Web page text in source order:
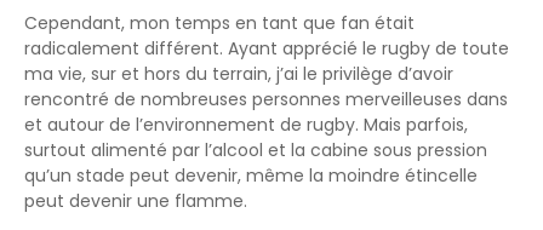
Cependant, mon temps en tant que fan était
radicalement différent. Ayant apprécié le rugby de toute
ma vie, sur et hors du terrain, j’ai le privilège d’avoir
rencontré de nombreuses personnes merveilleuses dans
et autour de l’environnement de rugby. Mais parfois,
surtout alimenté par l’alcool et la cabine sous pression
qu’un stade peut devenir, même la moindre étincelle
peut devenir une flamme.